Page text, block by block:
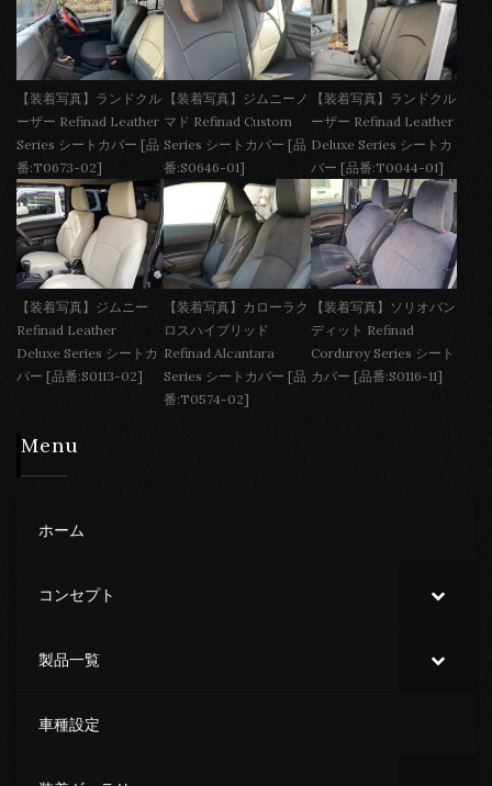
【装着写真】ランドクル
ーザー Refinad Leather
Series シートカバー [品
番:T0673-02]
【装着写真】ジムニーノ
マド Refinad Custom
Series シートカバー [品
番:S0646-01]
【装着写真】ランドクル
ーザー Refinad Leather
Deluxe Series シートカ
バー [品番:T0044-01]
【装着写真】ジムニー
Refinad Leather
Deluxe Series シートカ
バー [品番:S0113-02]
【装着写真】カローラク
ロスハイブリッド
Refinad Alcantara
Series シートカバー [品
番:T0574-02]
【装着写真】ソリオバン
ディット Refinad
Corduroy Series シート
カバー [品番:S0116-11]
Menu
ホーム
コンセプト
製品一覧
車種設定